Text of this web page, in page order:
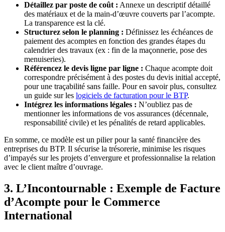
Détaillez par poste de coût : Annexe un descriptif détaillé
des matériaux et de la main-d’œuvre couverts par l’acompte.
La transparence est la clé.
Structurez selon le planning : Définissez les échéances de
paiement des acomptes en fonction des grandes étapes du
calendrier des travaux (ex : fin de la maçonnerie, pose des
menuiseries).
Référencez le devis ligne par ligne : Chaque acompte doit
correspondre précisément à des postes du devis initial accepté,
pour une traçabilité sans faille. Pour en savoir plus, consultez
un guide sur les logiciels de facturation pour le BTP.
Intégrez les informations légales : N’oubliez pas de
mentionner les informations de vos assurances (décennale,
responsabilité civile) et les pénalités de retard applicables.
En somme, ce modèle est un pilier pour la santé financière des
entreprises du BTP. Il sécurise la trésorerie, minimise les risques
d’impayés sur les projets d’envergure et professionnalise la relation
avec le client maître d’ouvrage.
3. L’Incontournable : Exemple de Facture
d’Acompte pour le Commerce
International